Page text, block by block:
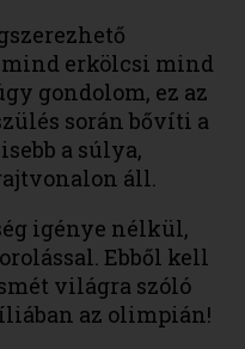
erkölcsi mind
gondolom, ez az
során bővíti a
a súlya,
áll.
igénye nélkül,
Ebből kell
világra szóló
az olimpián!